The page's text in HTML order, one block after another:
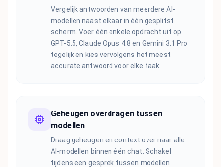
Vergelijk antwoorden van meerdere AI-
modellen naast elkaar in één gesplitst
scherm. Voer één enkele opdracht uit op
GPT-5.5, Claude Opus 4.8 en Gemini 3.1 Pro
tegelijk en kies vervolgens het meest
accurate antwoord voor elke taak.
Geheugen overdragen tussen
modellen
Draag geheugen en context over naar alle
AI-modellen binnen één chat. Schakel
tijdens een gesprek tussen modellen